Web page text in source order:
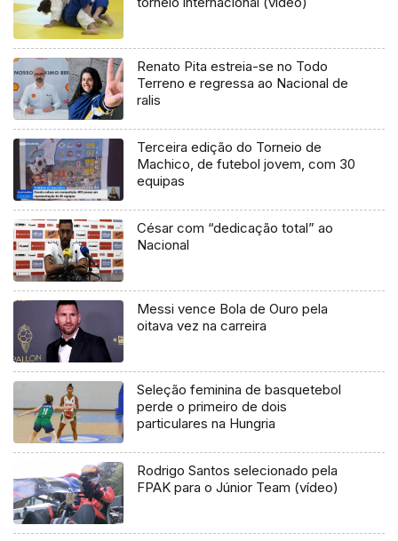
Renato Pita estreia-se no Todo
Terreno e regressa ao Nacional de
ralis
Terceira edição do Torneio de
Machico, de futebol jovem, com 30
equipas
César com “dedicação total” ao
Nacional
Messi vence Bola de Ouro pela
oitava vez na carreira
Seleção feminina de basquetebol
perde o primeiro de dois
particulares na Hungria
Rodrigo Santos selecionado pela
FPAK para o Júnior Team (vídeo)